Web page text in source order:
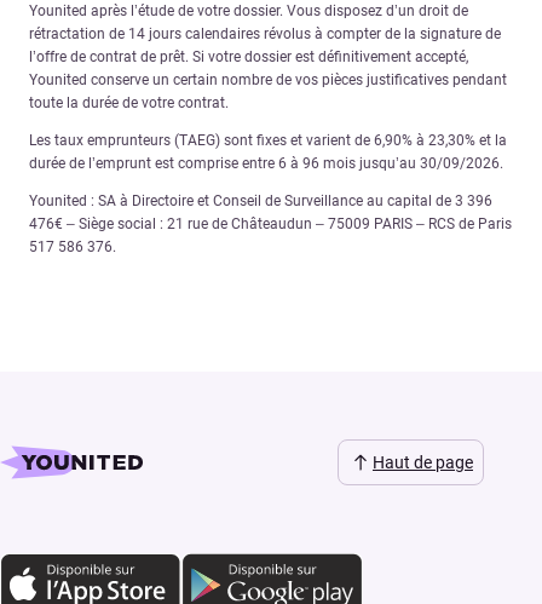
Younited après l’étude de votre dossier. Vous disposez d’un droit de
rétractation de 14 jours calendaires révolus à compter de la signature de
l’offre de contrat de prêt. Si votre dossier est définitivement accepté,
Younited conserve un certain nombre de vos pièces justificatives pendant
toute la durée de votre contrat.
Les taux emprunteurs (TAEG) sont fixes et varient de 6,90% à 23,30% et la
durée de l’emprunt est comprise entre 6 à 96 mois jusqu’au 30/09/2026.
Younited : SA à Directoire et Conseil de Surveillance au capital de 3 396
476€ – Siège social : 21 rue de Châteaudun – 75009 PARIS – RCS de Paris
517 586 376.
Haut de page